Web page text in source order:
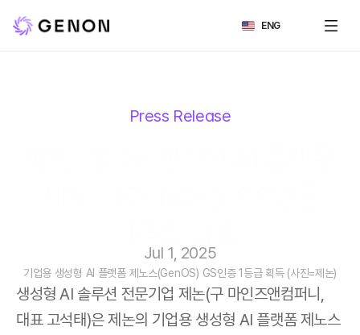
ENG
Press Release
Jul 1, 2025
기업용 생성형 AI 플랫폼 제노스(GenOS) GS인증 1등급 획득 (사진=제논)
생성형 AI 솔루션 전문기업 제논(구 마인즈앤컴퍼니,
대표 고석태)은 제논의 기업용 생성형 AI 플랫폼 제노스